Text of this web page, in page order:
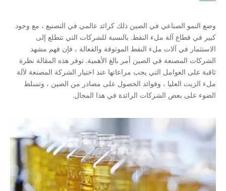
وضع النمو الصناعي في الصين ذلك كرائد عالمي في التصنيع ، مع وجود
كبير في قطاع آلة ملء النفط. بالنسبة للشركات التي تتطلع إلى
الاستثمار في آلات ملء النفط الموثوقة والفعالة ، فإن فهم مشهد
الشركات المصنعة في الصين أمر بالغ الأهمية. توفر هذه المقالة نظرة
ثاقبة على العوامل التي يجب مراعاتها عند اختيار الشركة المصنعة لآلة
ملء الزيت العليا ، وفوائد الحصول على مصادر من الصين ، وتسلط
الضوء على بعض الشركات الرائدة في هذا المجال.